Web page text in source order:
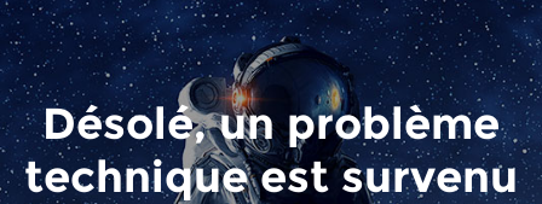
Désolé, un problème
technique est survenu